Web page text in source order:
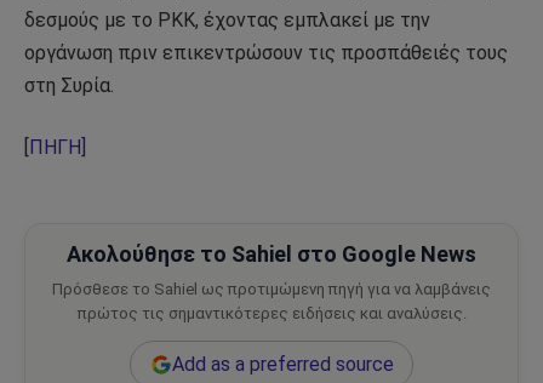
δεσμούς με το PKK, έχοντας εμπλακεί με την
οργάνωση πριν επικεντρώσουν τις προσπάθειές τους
στη Συρία.
ΠΗΓΗ]
Ακολούθησε το Sahiel στο Google News
Πρόσθεσε το Sahiel ως προτιμώμενη πηγή για να λαμβάνεις
πρώτος τις σημαντικότερες ειδήσεις και αναλύσεις.
Add as a preferred source